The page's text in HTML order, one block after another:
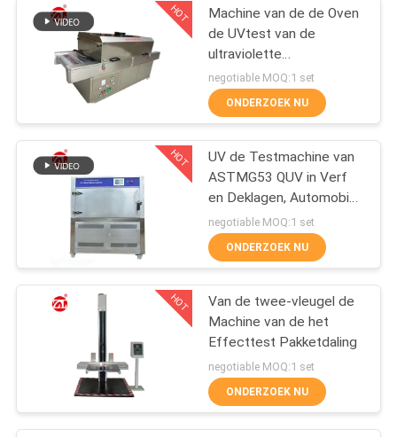
VERZOEK
OM EEN
CITAAT
VR
SHOW
SITEMAP
PRIVACY
POLICY
Universele testen
Machine
Banburymixer
32
HOT
Machine van de de Oven
de UVtest van de
ultraviolette
Stralingssterilisatie voor
Gezichtsmaskers,
UVsterilisatormachine
negotiable MOQ:1 set
ONDERZOEK NU
HOT
UV de Testmachine van
ASTMG53 QUV in Verf
en Deklagen, Automobiel,
Plastieken Enz.
negotiable MOQ:1 set
ONDERZOEK NU
HOT
Van de twee-vleugel de
Machine van de het
Effecttest Pakketdaling
negotiable MOQ:1 set
ONDERZOEK NU